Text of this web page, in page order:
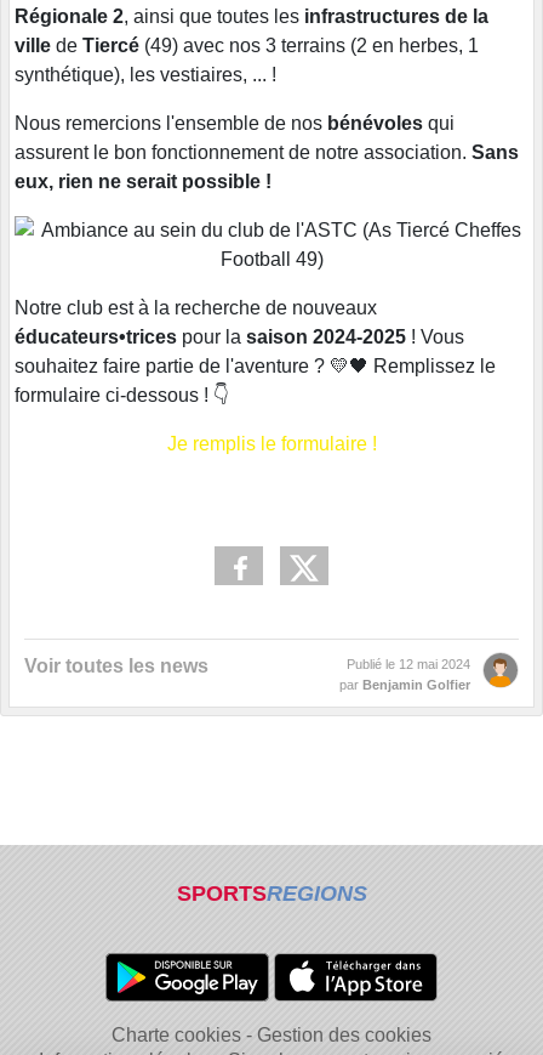
Régionale 2, ainsi que toutes les infrastructures de la
ville de Tiercé (49) avec nos 3 terrains (2 en herbes, 1
synthétique), les vestiaires, ... !
Nous remercions l'ensemble de nos bénévoles qui
assurent le bon fonctionnement de notre association. Sans
eux, rien ne serait possible !
Notre club est à la recherche de nouveaux
éducateurs•trices pour la saison 2024-2025 ! Vous
souhaitez faire partie de l'aventure ? 💛🖤 Remplissez le
formulaire ci-dessous ! 👇
Je remplis le formulaire !
Voir toutes les news Publié le 12 mai 2024
par Benjamin Golfier
SPORTSREGIONS
Charte cookies
Gestion des cookies